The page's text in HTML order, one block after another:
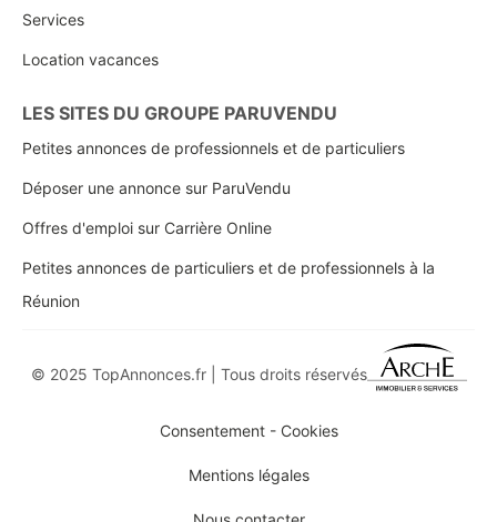
Services
Location vacances
LES SITES DU GROUPE PARUVENDU
Petites annonces de professionnels et de particuliers
Déposer une annonce sur ParuVendu
Offres d'emploi sur Carrière Online
Petites annonces de particuliers et de professionnels à la
Réunion
© 2025 TopAnnonces.fr | Tous droits réservés
Consentement - Cookies
Mentions légales